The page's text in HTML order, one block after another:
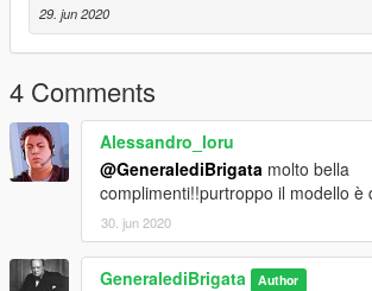
29. jun 2020
4 Comments
Alessandro_loru
@GeneralediBrigata molto bella
complimenti!!purtroppo il modello è
30. jun 2020
GeneralediBrigata Author